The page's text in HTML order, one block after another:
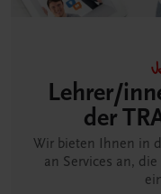
Lehrer/
der
Wir bieten Ihnen in
an Services an,